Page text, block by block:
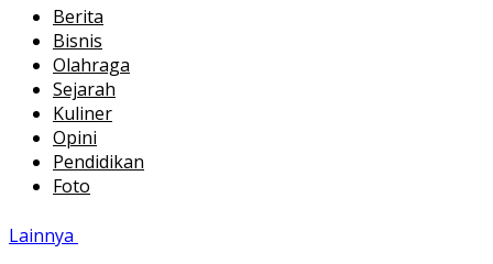
Berita
Bisnis
Olahraga
Sejarah
Kuliner
Opini
Pendidikan
Foto
Lainnya